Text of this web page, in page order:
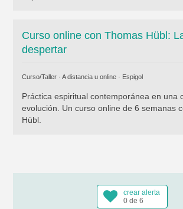
Curso online con Thomas Hübl:
despertar
Curso/Taller · A distancia u online · Espigol
Práctica espiritual contemporánea en una
evolución. Un curso online de 6 semanas
Hübl.
crear alerta
0 de 6